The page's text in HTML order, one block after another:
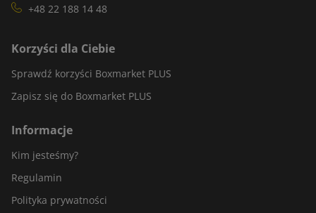
+48 22 188 14 48
Korzyści dla Ciebie
Sprawdź korzyści Boxmarket PLUS
Zapisz się do Boxmarket PLUS
Informacje
Kim jesteśmy?
Regulamin
Polityka prywatności